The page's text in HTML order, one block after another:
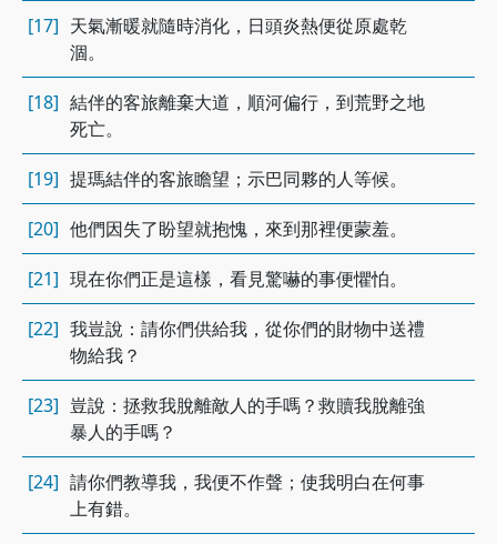
[17] 天氣漸暖就隨時消化，日頭炎熱便從原處乾
涸。
[18] 結伴的客旅離棄大道，順河偏行，到荒野之地
死亡。
[19] 提瑪結伴的客旅瞻望；示巴同夥的人等候。
[20] 他們因失了盼望就抱愧，來到那裡便蒙羞。
[21] 現在你們正是這樣，看見驚嚇的事便懼怕。
[22] 我豈說：請你們供給我，從你們的財物中送禮
物給我？
[23] 豈說：拯救我脫離敵人的手嗎？救贖我脫離強
暴人的手嗎？
[24] 請你們教導我，我便不作聲；使我明白在何事
上有錯。